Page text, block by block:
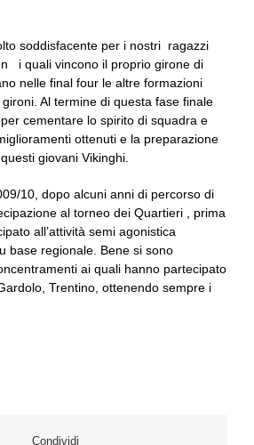
soddisfacente per i nostri ragazzi
i quali vincono il proprio girone di
nelle final four le altre formazioni
Al termine di questa fase finale
cementare lo spirito di squadra e
ottenuti e la preparazione
giovani Vikinghi.
10, dopo alcuni anni di percorso di
al torneo dei Quartieri , prima
all’attività semi agonistica
base regionale. Bene si sono
ai quali hanno partecipato
Trentino, ottenendo sempre i
Condividi